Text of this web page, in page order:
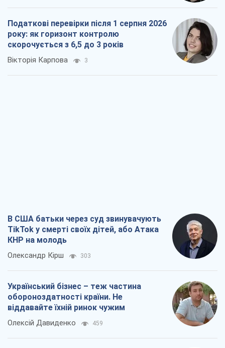
Податкові перевірки після 1 серпня 2026
року: як горизонт контролю
скорочується з 6,5 до 3 років
Вікторія Карпова 3
В США батьки через суд звинувачують
TikTok у смерті своїх дітей, або Атака
КНР на молодь
Олександр Кірш 303
Український бізнес – теж частина
обороноздатності країни. Не
віддавайте їхній ринок чужим
Олексій Давиденко 459